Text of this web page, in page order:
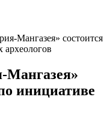
Мангазея» состоится
археологов
Мангазея»
инициативе